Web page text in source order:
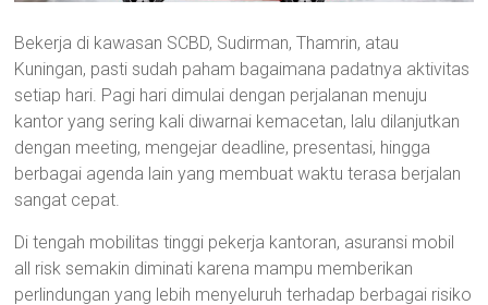
Bekerja di kawasan SCBD, Sudirman, Thamrin, atau
Kuningan, pasti sudah paham bagaimana padatnya aktivitas
setiap hari. Pagi hari dimulai dengan perjalanan menuju
kantor yang sering kali diwarnai kemacetan, lalu dilanjutkan
dengan meeting, mengejar deadline, presentasi, hingga
berbagai agenda lain yang membuat waktu terasa berjalan
sangat cepat.
Di tengah mobilitas tinggi pekerja kantoran, asuransi mobil
all risk semakin diminati karena mampu memberikan
perlindungan yang lebih menyeluruh terhadap berbagai risiko